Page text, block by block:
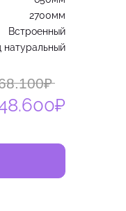
2700мм
Встроенный